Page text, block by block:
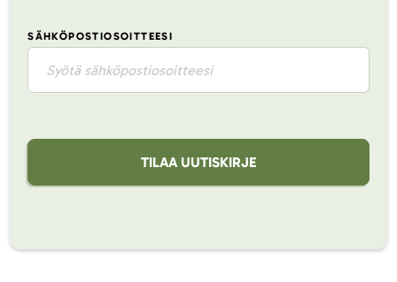
SÄHKÖPOSTIOSOITTEESI
TILAA UUTISKIRJE